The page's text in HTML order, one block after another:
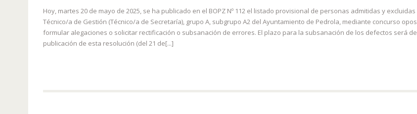
Hoy, martes 20 de mayo de 2025, se ha publicado en el BOPZ Nº 112 el listado provisional de personas admitidas y
Técnico/a de Gestión (Técnico/a de Secretaría), grupo A, subgrupo A2 del Ayuntamiento de Pedrola, mediante concurso
formular alegaciones o solicitar rectificación o subsanación de errores. El plazo para la subsanación de los defectos será
publicación de esta resolución (del 21 de[...]